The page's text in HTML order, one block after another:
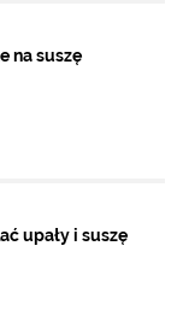
na suszę
upały i suszę